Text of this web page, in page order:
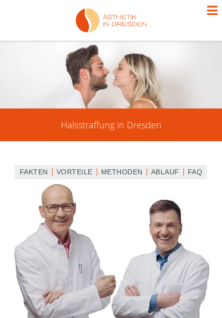
Halsstraffung in Dresden
FAKTEN VORTEILE METHODEN ABLAUF FAQ